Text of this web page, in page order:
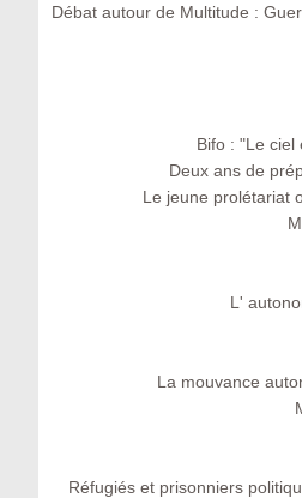
Débat autour de Multitude :
Bifo : "Le ciel
Deux ans de
Le jeune prolétariat
L'
La mouvance
Réfugiés et prisonniers